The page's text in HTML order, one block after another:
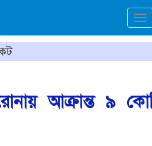
আক্রান্ত ৯